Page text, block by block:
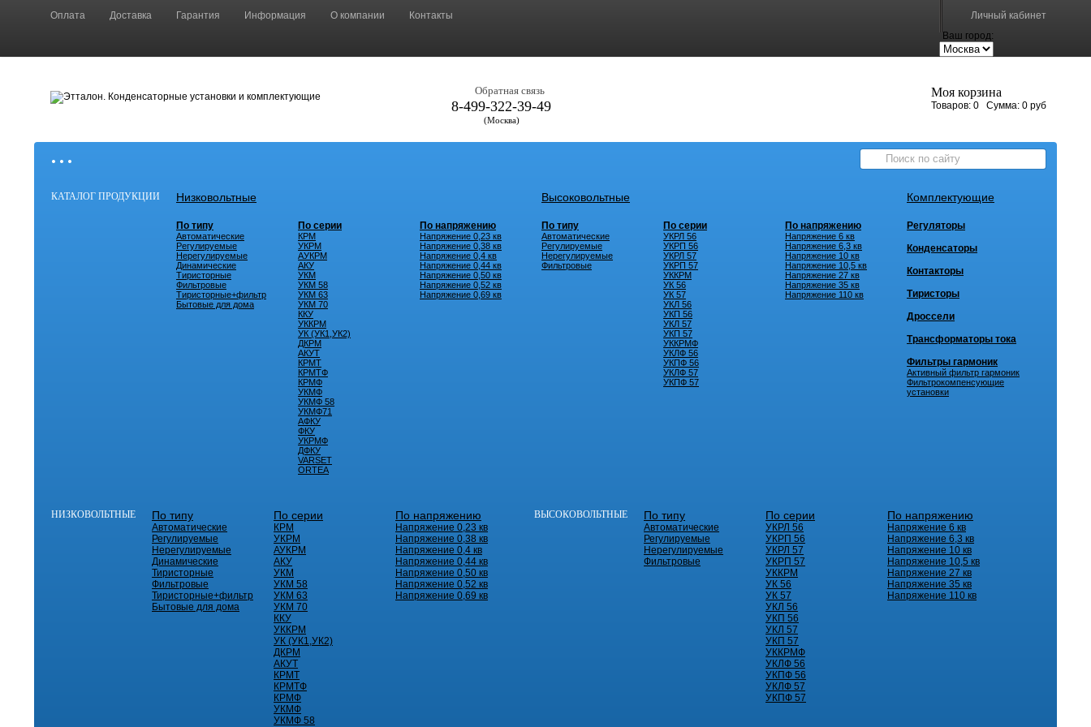
Оплата Доставка Гарантия Информация О компании Контакты
Личный кабинет
Ваш город:
Моя корзина
Товаров: 0 Сумма: 0 руб
Обратная связь
8-499-322-39-49
(Москва)
• • •
КАТАЛОГ ПРОДУКЦИИ Низковольтные
По типу
Автоматические
Регулируемые
Нерегулируемые
Динамические
Тиристорные
Фильтровые
Тиристорные+фильтр
Бытовые для дома
По серии
КРМ
УКРМ
АУКРМ
АКУ
УКМ
УКМ 58
УКМ 63
УКМ 70
ККУ
УККРМ
УК (УК1,УК2)
ДКРМ
АКУТ
КРМТ
КРМТФ
КРМФ
УКМФ
УКМФ 58
УКМФ71
АФКУ
ФКУ
УКРМФ
ДФКУ
VARSET
ORTEA
По напряжению
Напряжение 0,23 кв
Напряжение 0,38 кв
Напряжение 0,4 кв
Напряжение 0,44 кв
Напряжение 0,50 кв
Напряжение 0,52 кв
Напряжение 0,69 кв
Высоковольтные
По типу
Автоматические
Регулируемые
Нерегулируемые
Фильтровые
По серии
УКРЛ 56
УКРП 56
УКРЛ 57
УКРП 57
УККРМ
УК 56
УК 57
УКЛ 56
УКП 56
УКЛ 57
УКП 57
УККРМФ
УКЛФ 56
УКПФ 56
УКЛФ 57
УКПФ 57
По напряжению
Напряжение 6 кв
Напряжение 6,3 кв
Напряжение 10 кв
Напряжение 10,5 кв
Напряжение 27 кв
Напряжение 35 кв
Напряжение 110 кв
Комплектующие
Регуляторы
Конденсаторы
Контакторы
Тиристоры
Дроссели
Трансформаторы тока
Фильтры гармоник
Активный фильтр гармоник
Фильтрокомпенсующие
установки
НИЗКОВОЛЬТНЫЕ По типу
Автоматические
Регулируемые
Нерегулируемые
Динамические
Тиристорные
Фильтровые
Тиристорные+фильтр
Бытовые для дома
По серии
КРМ
УКРМ
АУКРМ
АКУ
УКМ
УКМ 58
УКМ 63
УКМ 70
ККУ
УККРМ
УК (УК1,УК2)
ДКРМ
АКУТ
КРМТ
КРМТФ
КРМФ
УКМФ
УКМФ 58
По напряжению
Напряжение 0,23 кв
Напряжение 0,38 кв
Напряжение 0,4 кв
Напряжение 0,44 кв
Напряжение 0,50 кв
Напряжение 0,52 кв
Напряжение 0,69 кв
ВЫСОКОВОЛЬТНЫЕ По типу
Автоматические
Регулируемые
Нерегулируемые
Фильтровые
По серии
УКРЛ 56
УКРП 56
УКРЛ 57
УКРП 57
УККРМ
УК 56
УК 57
УКЛ 56
УКП 56
УКЛ 57
УКП 57
УККРМФ
УКЛФ 56
УКПФ 56
УКЛФ 57
УКПФ 57
По напряжению
Напряжение 6 кв
Напряжение 6,3 кв
Напряжение 10 кв
Напряжение 10,5 кв
Напряжение 27 кв
Напряжение 35 кв
Напряжение 110 кв